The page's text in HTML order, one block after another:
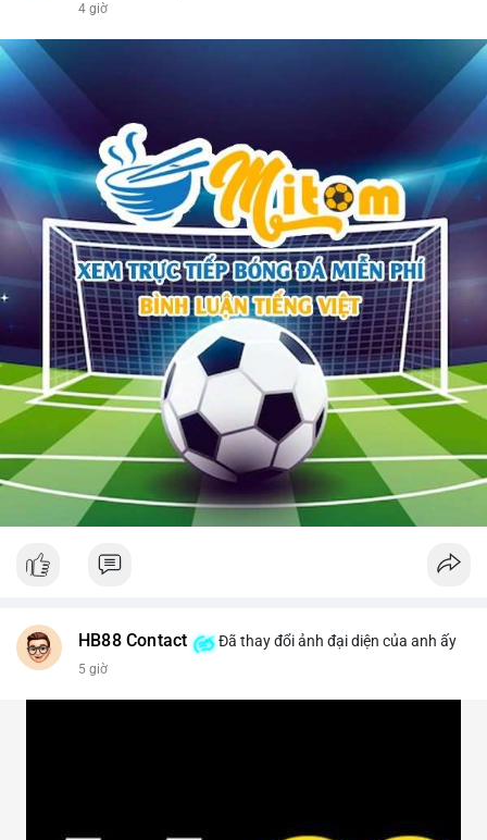
4 giờ
HB88 Contact Đã thay đổi ảnh đại diện của anh ấy
5 giờ